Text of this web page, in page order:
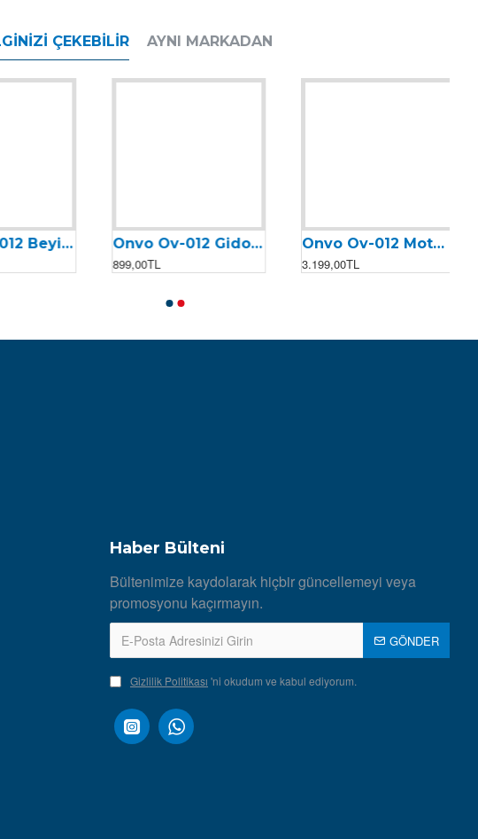
ÇEKEBILIR AYNI MARKADAN
Onvo OV-012 Beyin (2024)
Onvo Ov-012 Gidon Çatalı
899,00TL
Onvo Ov-012 Motor Kontrolcüsü (Beyin) (2023)
3.199,00TL
Haber Bülteni
Bültenimize kaydolarak hiçbir güncellemeyi veya
promosyonu kaçırmayın.
GÖNDER
Gizlilik Politikası 'ni okudum ve kabul ediyorum.